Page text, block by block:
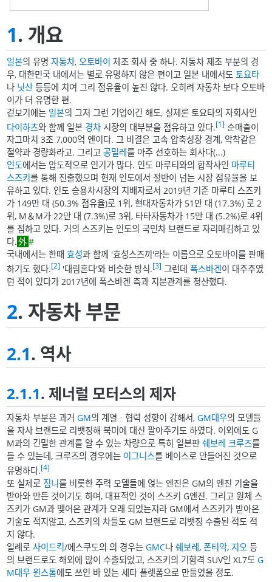
1. 개요
일본의 유명자동차, 오토바이 제조 회사 중 하나. 자동차 제조 부분의 경
우, 대한민국 내에서는 별로 유명하지 않은 편이고 일본 내에서도 토요타
나 닛산 등등에 치여 그리 점유율이 높진 않다. 오히려 자동차 보다 오토바
이가 더 유명한 편.
겉보기에는 일본의 그저 그런 기업이긴 해도, 실제론 토요타의 자회사인
다이하츠와 함께 일본 경차 시장의 대부분을 점유하고 있다.[1] 순매출이
자그마치 3조 7,000억 엔이다. 그 비결은 고속 압축성장 경계, 악착같은
절약과 경량화라고. 그리고공밀레를 아주 선호하는 회사다(...)
인도에서는 압도적으로 인기가 많다. 인도 마루티와의 합작사인 마루티
스즈키를 통해 진출했으며 현재 인도에서 절반이 넘는 시장 점유율을 보
유하고 있다. 인도 승용차시장의 지배자로서 2019년 기준 마루티 스즈키
가 149만 대 (50.3% 점유율)로 1위, 현대자동차가 51만 대 (17.3%) 로 2
위, M＆M가 22만 대 (7.3%)로 3위, 타타자동차가 15만 대 (5.2%)로 4위
를 점하고 있다. 거의 스즈키는 인도의 국민차 브랜드로 자리매김하고 있
다.
#
국내에서는 한때효성과 함께 '효성스즈끼'라는 이름으로 오토바이를 판매
하기도 했다.[2] '대림혼다'와 비슷한 방식.[3] 그런데폭스바겐이 대주주였
던 적이 있다가 2017년에 폭스바겐 측과 지분관계를 청산했다.
2. 자동차 부문
2.1. 역사
2.1.1. 제너럴 모터스의 제자
자동차 부분은 과거GM의 계열ᆞ협력 성향이 강해서,GM대우의 모델들
을 자사 브랜드로 리뱃징해 북미에 대신 팔아주기도 하였다. 이외에도 G
M과의 긴밀한 관계를 알 수 있는 차량으로 특히 일본판쉐보레 크루즈를
들 수 있는데, 크루즈의 경우에는 이그니스를 베이스로 만들어진 것으로
유명하다.[4]
또 실제로 짐니를 비롯한 주력 모델들에 얹는 엔진은 GM의 엔진 기술을
받아와 만든 것이기도 하며, 대표적인 것이 스즈키 G엔진. 그리고 원체 스
즈키가 GM과 맺어온 관계가 오래 되었는지라 GM에서 스즈키가 받아온
기술도 적지않고, 스즈키의 차들도 GM 브랜드로 리뱃징 수출된 적도 적
지 않다.
일례로사이드킥/에스쿠도의 의 경우는GMC나쉐보레,폰티악, 지오 등
의 브랜드로도 해외에 많이 수출되었고, 스즈키의 기함격 SUV인 XL7도G
M대우 윈스톰에도 쓰인 바 있는 세타 플렛폼으로 만들었을 정도.